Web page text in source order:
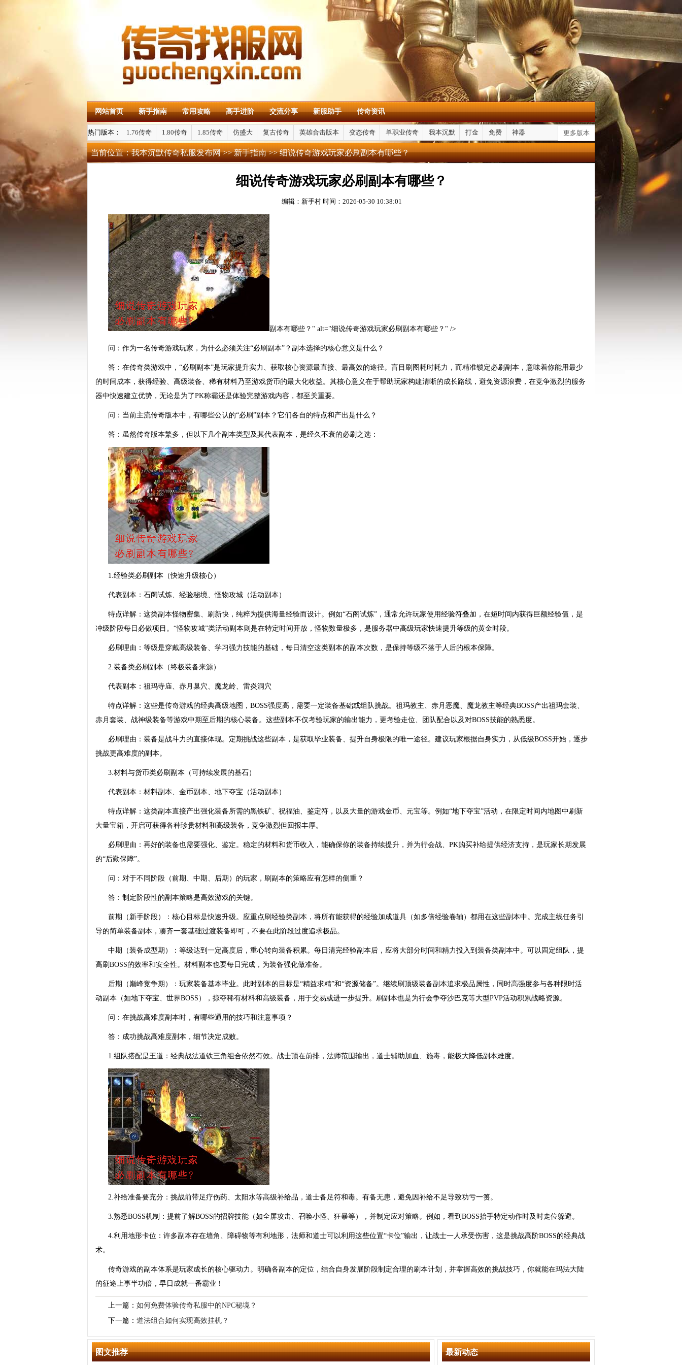
网站首页 新手指南 常用攻略 高手进阶 交流分享 新服助手 传奇资讯
热门版本： 1.76传奇 1.80传奇 1.85传奇 仿盛大 复古传奇 英雄合击版本 变态传奇 单职业传奇 我本沉默 打金 免费 神器 更多版本
当前位置：我本沉默传奇私服发布网>>新手指南>> 细说传奇游戏玩家必刷副本有哪些？
细说传奇游戏玩家必刷副本有哪些？
编辑：新手村 时间：2026-05-30 10:38:01
副本有哪些？" alt="细说传奇游戏玩家必刷副本有哪些？" />
问：作为一名传奇游戏玩家，为什么必须关注“必刷副本”？副本选择的核心意义是什么？
答：在传奇类游戏中，“必刷副本”是玩家提升实力、获取核心资源最直接、最高效的途径。盲目刷图耗时耗力，而精准锁定必刷副本，意味着你能用最少
的时间成本，获得经验、高级装备、稀有材料乃至游戏货币的最大化收益。其核心意义在于帮助玩家构建清晰的成长路线，避免资源浪费，在竞争激烈的服务
器中快速建立优势，无论是为了PK称霸还是体验完整游戏内容，都至关重要。
问：当前主流传奇版本中，有哪些公认的“必刷”副本？它们各自的特点和产出是什么？
答：虽然传奇版本繁多，但以下几个副本类型及其代表副本，是经久不衰的必刷之选：
1.经验类必刷副本（快速升级核心）
代表副本：石阁试炼、经验秘境、怪物攻城（活动副本）
特点详解：这类副本怪物密集、刷新快，纯粹为提供海量经验而设计。例如“石阁试炼”，通常允许玩家使用经验符叠加，在短时间内获得巨额经验值，是
冲级阶段每日必做项目。“怪物攻城”类活动副本则是在特定时间开放，怪物数量极多，是服务器中高级玩家快速提升等级的黄金时段。
必刷理由：等级是穿戴高级装备、学习强力技能的基础，每日清空这类副本的副本次数，是保持等级不落于人后的根本保障。
2.装备类必刷副本（终极装备来源）
代表副本：祖玛寺庙、赤月巢穴、魔龙岭、雷炎洞穴
特点详解：这些是传奇游戏的经典高级地图，BOSS强度高，需要一定装备基础或组队挑战。祖玛教主、赤月恶魔、魔龙教主等经典BOSS产出祖玛套装、
赤月套装、战神级装备等游戏中期至后期的核心装备。这些副本不仅考验玩家的输出能力，更考验走位、团队配合以及对BOSS技能的熟悉度。
必刷理由：装备是战斗力的直接体现。定期挑战这些副本，是获取毕业装备、提升自身极限的唯一途径。建议玩家根据自身实力，从低级BOSS开始，逐步
挑战更高难度的副本。
3.材料与货币类必刷副本（可持续发展的基石）
代表副本：材料副本、金币副本、地下夺宝（活动副本）
特点详解：这类副本直接产出强化装备所需的黑铁矿、祝福油、鉴定符，以及大量的游戏金币、元宝等。例如“地下夺宝”活动，在限定时间内地图中刷新
大量宝箱，开启可获得各种珍贵材料和高级装备，竞争激烈但回报丰厚。
必刷理由：再好的装备也需要强化、鉴定。稳定的材料和货币收入，能确保你的装备持续提升，并为行会战、PK购买补给提供经济支持，是玩家长期发展
的“后勤保障”。
问：对于不同阶段（前期、中期、后期）的玩家，刷副本的策略应有怎样的侧重？
答：制定阶段性的副本策略是高效游戏的关键。
前期（新手阶段）：核心目标是快速升级。应重点刷经验类副本，将所有能获得的经验加成道具（如多倍经验卷轴）都用在这些副本中。完成主线任务引
导的简单装备副本，凑齐一套基础过渡装备即可，不要在此阶段过度追求极品。
中期（装备成型期）：等级达到一定高度后，重心转向装备积累。每日清完经验副本后，应将大部分时间和精力投入到装备类副本中。可以固定组队，提
高刷BOSS的效率和安全性。材料副本也要每日完成，为装备强化做准备。
后期（巅峰竞争期）：玩家装备基本毕业。此时副本的目标是“精益求精”和“资源储备”。继续刷顶级装备副本追求极品属性，同时高强度参与各种限时活
动副本（如地下夺宝、世界BOSS），掠夺稀有材料和高级装备，用于交易或进一步提升。刷副本也是为行会争夺沙巴克等大型PVP活动积累战略资源。
问：在挑战高难度副本时，有哪些通用的技巧和注意事项？
答：成功挑战高难度副本，细节决定成败。
1.组队搭配是王道：经典战法道铁三角组合依然有效。战士顶在前排，法师范围输出，道士辅助加血、施毒，能极大降低副本难度。
2.补给准备要充分：挑战前带足疗伤药、太阳水等高级补给品，道士备足符和毒。有备无患，避免因补给不足导致功亏一篑。
3.熟悉BOSS机制：提前了解BOSS的招牌技能（如全屏攻击、召唤小怪、狂暴等），并制定应对策略。例如，看到BOSS抬手特定动作时及时走位躲避。
4.利用地形卡位：许多副本存在墙角、障碍物等有利地形，法师和道士可以利用这些位置“卡位”输出，让战士一人承受伤害，这是挑战高阶BOSS的经典战
术。
传奇游戏的副本体系是玩家成长的核心驱动力。明确各副本的定位，结合自身发展阶段制定合理的刷本计划，并掌握高效的挑战技巧，你就能在玛法大陆
的征途上事半功倍，早日成就一番霸业！
上一篇： 如何免费体验传奇私服中的NPC秘境？
下一篇： 道法组合如何实现高效挂机？
最新动态
图文推荐